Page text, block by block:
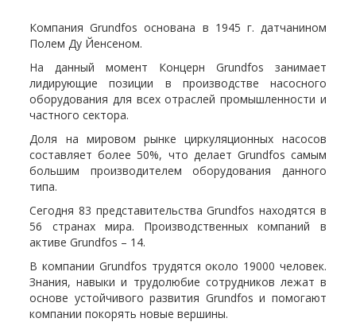
Компания Grundfos основана в 1945 г. датчанином
Полем Ду Йенсеном.
На данный момент Концерн Grundfos занимает
лидирующие позиции в производстве насосного
оборудования для всех отраслей промышленности и
частного сектора.
Доля на мировом рынке циркуляционных насосов
составляет более 50%, что делает Grundfos самым
большим производителем оборудования данного
типа.
Сегодня 83 представительства Grundfos находятся в
56 странах мира. Производственных компаний в
активе Grundfos – 14.
В компании Grundfos трудятся около 19000 человек.
Знания, навыки и трудолюбие сотрудников лежат в
основе устойчивого развития Grundfos и помогают
компании покорять новые вершины.